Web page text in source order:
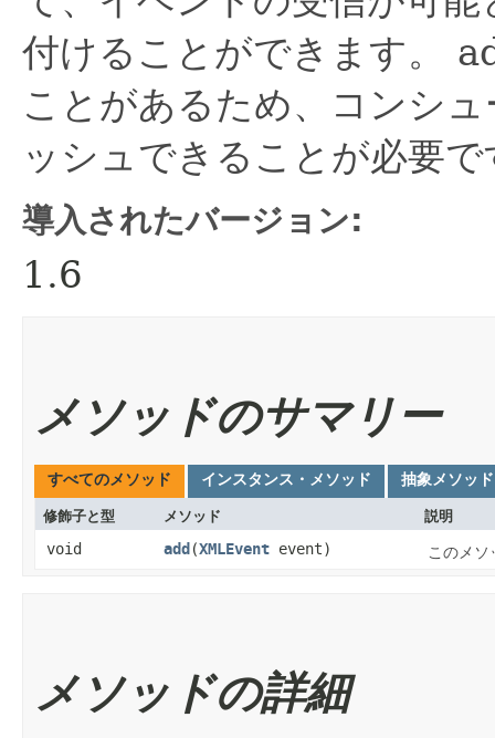
付けることができます。
ことがあるため、コンシ
ッシュできることが必要で
導入されたバージョン:
1.6
メソッドのサマリー
すべてのメソッド インスタンス・メソッド 抽象メソッド
修飾子と型 メソッド 説明
void add ​(XMLEvent event) このメ
メソッドの詳細